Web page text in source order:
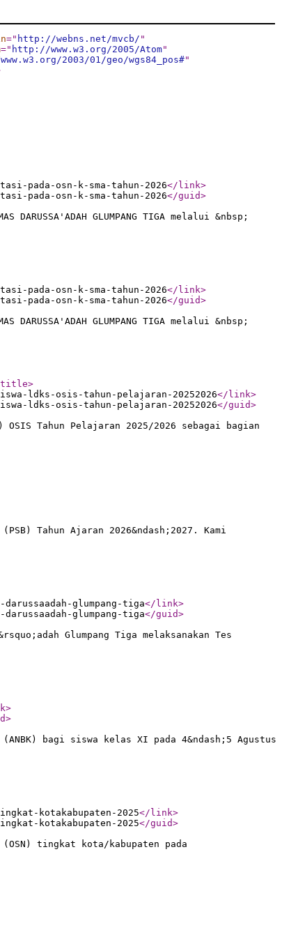
=" http://webns.net/mvcb/ "
=" http://www.w3.org/2005/Atom"
2003/01/geo/wgs84_pos#"
pada-osn-k-sma-tahun-2026</link>
pada-osn-k-sma-tahun-2026</guid>
GLUMPANG TIGA melalui &nbsp;
pada-osn-k-sma-tahun-2026</link>
pada-osn-k-sma-tahun-2026</guid>
GLUMPANG TIGA melalui &nbsp;
title>
ldks-osis-tahun-pelajaran-20252026</link>
ldks-osis-tahun-pelajaran-20252026</guid>
OSIS Tahun Pelajaran 2025/2026 sebagai bagian
Tahun Ajaran 2026&ndash;2027. Kami
glumpang-tiga</link>
glumpang-tiga</guid>
Glumpang Tiga melaksanakan Tes
>
>
(ANBK) bagi siswa kelas XI pada 4&ndash;5 Agustus
kotakabupaten-2025</link>
kotakabupaten-2025</guid>
tingkat kota/kabupaten pada